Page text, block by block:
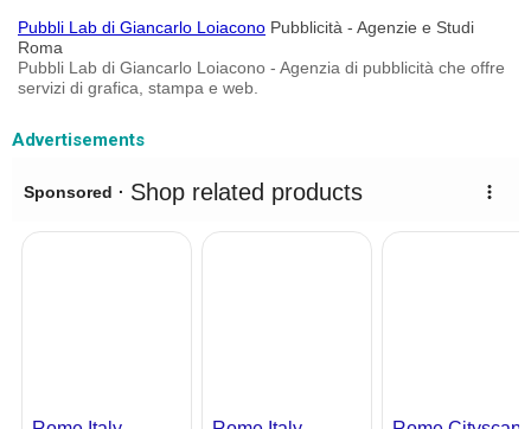
Pubbli Lab di Giancarlo Loiacono Pubblicità - Agenzie e Studi
Roma
Pubbli Lab di Giancarlo Loiacono - Agenzia di pubblicità che offre
servizi di grafica, stampa e web.
Advertisements